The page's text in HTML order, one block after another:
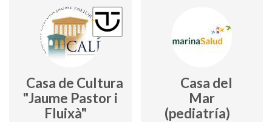
Casa de Cultura
"Jaume Pastor i
Fluixà"
Casa del
Mar
(pediatría)